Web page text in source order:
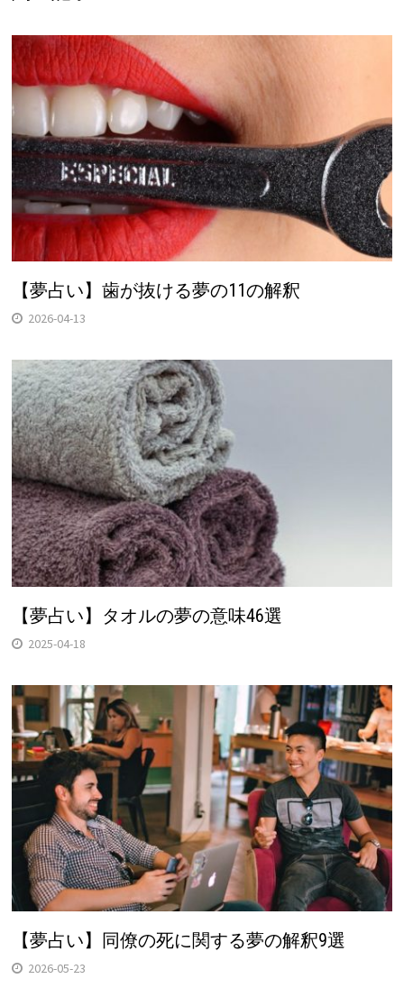
【夢占い】歯が抜ける夢の11の解釈
2026-04-13
【夢占い】タオルの夢の意味46選
2025-04-18
【夢占い】同僚の死に関する夢の解釈9選
2026-05-23